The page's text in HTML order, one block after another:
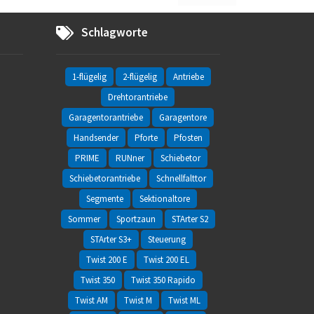
Schlagworte
1-flügelig 2-flügelig
Antriebe
Drehtorantriebe
Garagentorantriebe
Garagentore
Handsender
Pforte
Pfosten
PRIME
RUNner
Schiebetor
Schiebetorantriebe
Schnellfalttor
Segmente
Sektionaltore
Sommer
Sportzaun
STArter S2
STArter S3+
Steuerung
Twist 200 E
Twist 200 EL
Twist 350
Twist 350 Rapido
Twist AM
Twist M Twist ML